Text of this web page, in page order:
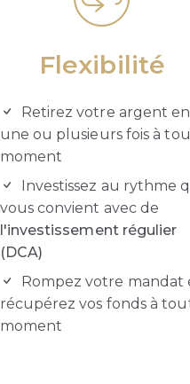
Flexibilité
Retirez votre argent en
une ou plusieurs fois à
moment
Investissez au rythme
vous convient avec de
l'investissement régulier
(DCA)
Rompez votre mandat
récupérez vos fonds à
moment